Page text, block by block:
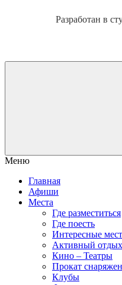
Разработан в
Меню
Главная
Афиши
Места
Где разместиться
Где поесть
Интересные
Активный отдых
Кино – Театры
Прокат
Клубы